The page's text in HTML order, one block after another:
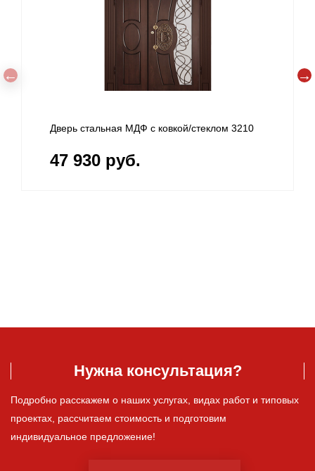
Дверь стальная МДФ с ковкой/стеклом 3210
47 930 руб.
Нужна консультация?
Подробно расскажем о наших услугах, видах работ и типовых
проектах, рассчитаем стоимость и подготовим
индивидуальное предложение!